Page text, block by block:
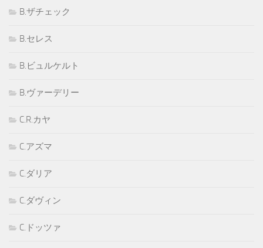
B.ザチェック
B.セレス
B.ビュルケルト
B.ヴァーデリー
C.R.カヤ
C.アズマ
C.ダリア
C.ダヴィン
C.ドッツァ